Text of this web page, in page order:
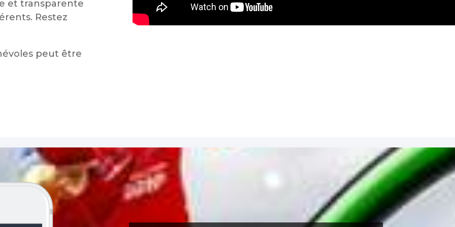
et transparente
Restez
peut être